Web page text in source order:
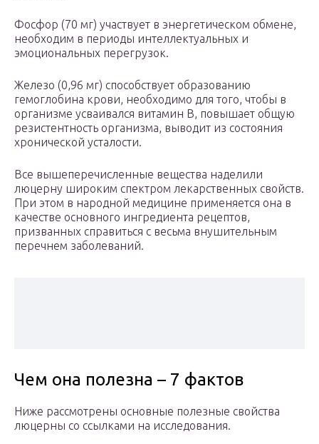
Фосфор (70 мг) участвует в энергетическом обмене,
необходим в периоды интеллектуальных и
эмоциональных перегрузок.
Железо (0,96 мг) способствует образованию
гемоглобина крови, необходимо для того, чтобы в
организме усваивался витамин В, повышает общую
резистентность организма, выводит из состояния
хронической усталости.
Все вышеперечисленные вещества наделили
люцерну широким спектром лекарственных свойств.
При этом в народной медицине применяется она в
качестве основного ингредиента рецептов,
призванных справиться с весьма внушительным
перечнем заболеваний.
Чем она полезна – 7 фактов
Ниже рассмотрены основные полезные свойства
люцерны со ссылками на исследования.